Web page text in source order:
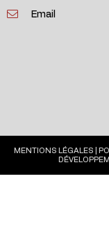
Email
MENTIONS LÉGALES